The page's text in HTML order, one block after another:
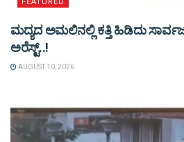
ಮದ್ಯದ ಅಮಲಿನಲ್ಲಿ ಕತ್ತಿ ಹಿಡಿದು
ಅರೆಸ್ಟ್..!
AUGUST 10, 2026